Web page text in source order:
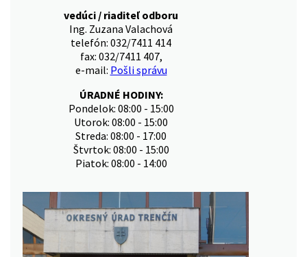
vedúci / riaditeľ odboru
Ing. Zuzana Valachová
telefón: 032/7411 414
fax: 032/7411 407,
e-mail: Pošli správu
ÚRADNÉ HODINY:
Pondelok: 08:00 - 15:00
Utorok: 08:00 - 15:00
Streda: 08:00 - 17:00
Štvrtok: 08:00 - 15:00
Piatok: 08:00 - 14:00